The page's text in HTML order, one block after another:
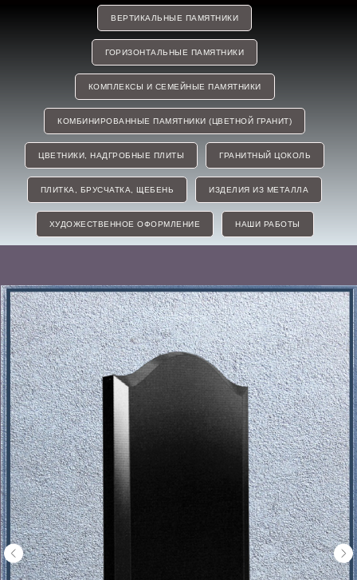
ВЕРТИКАЛЬНЫЕ ПАМЯТНИКИ
ГОРИЗОНТАЛЬНЫЕ ПАМЯТНИКИ
КОМПЛЕКСЫ И СЕМЕЙНЫЕ ПАМЯТНИКИ
КОМБИНИРОВАННЫЕ ПАМЯТНИКИ (ЦВЕТНОЙ ГРАНИТ)
ЦВЕТНИКИ, НАДГРОБНЫЕ ПЛИТЫ ГРАНИТНЫЙ ЦОКОЛЬ
ПЛИТКА, БРУСЧАТКА, ЩЕБЕНЬ ИЗДЕЛИЯ ИЗ МЕТАЛЛА
ХУДОЖЕСТВЕННОЕ ОФОРМЛЕНИЕ НАШИ РАБОТЫ